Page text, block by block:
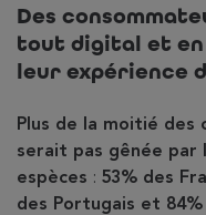
Des
tout digital et en
leur expérience
Plus de la moitié des
serait pas gênée par
espèces : 53% des
des Portugais et 84%